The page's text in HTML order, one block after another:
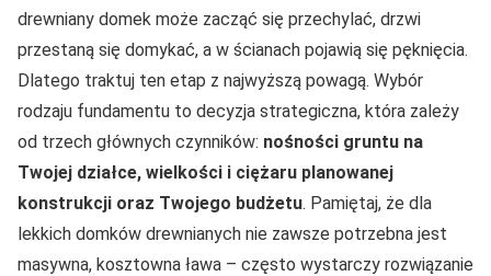
drewniany domek może zacząć się przechylać, drzwi
przestaną się domykać, a w ścianach pojawią się pęknięcia.
Dlatego traktuj ten etap z najwyższą powagą. Wybór
rodzaju fundamentu to decyzja strategiczna, która zależy
od trzech głównych czynników: nośności gruntu na
Twojej działce, wielkości i ciężaru planowanej
konstrukcji oraz Twojego budżetu. Pamiętaj, że dla
lekkich domków drewnianych nie zawsze potrzebna jest
masywna, kosztowna ława – często wystarczy rozwiązanie